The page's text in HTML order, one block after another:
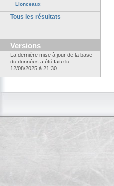
Lionceaux
Tous les résultats
Versions
La dernière mise à jour de la base
de données a été faite le
12/08/2025 à 21:30